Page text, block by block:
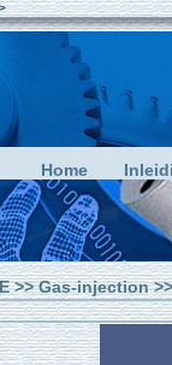
Home
>>Gas-injection